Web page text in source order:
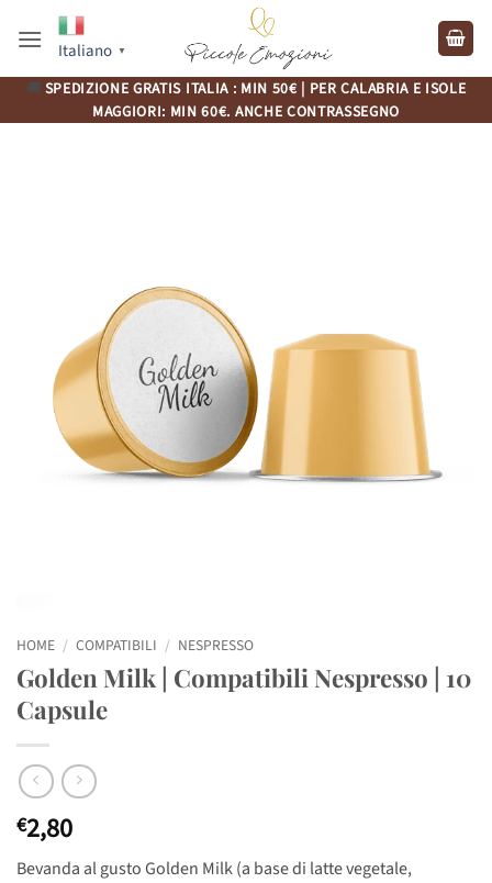
Italiano ▼
🚚 SPEDIZIONE GRATIS ITALIA : MIN 50€ | PER CALABRIA E ISOLE
MAGGIORI: MIN 60€. ANCHE CONTRASSEGNO
HOME / COMPATIBILI / NESPRESSO
Golden Milk | Compatibili Nespresso | 10
Capsule
€2,80
Bevanda al gusto Golden Milk (a base di latte vegetale,